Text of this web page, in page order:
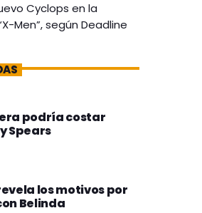
Cyclops en la
Men”, según Deadline
podría costar
Spears
los motivos por
Belinda